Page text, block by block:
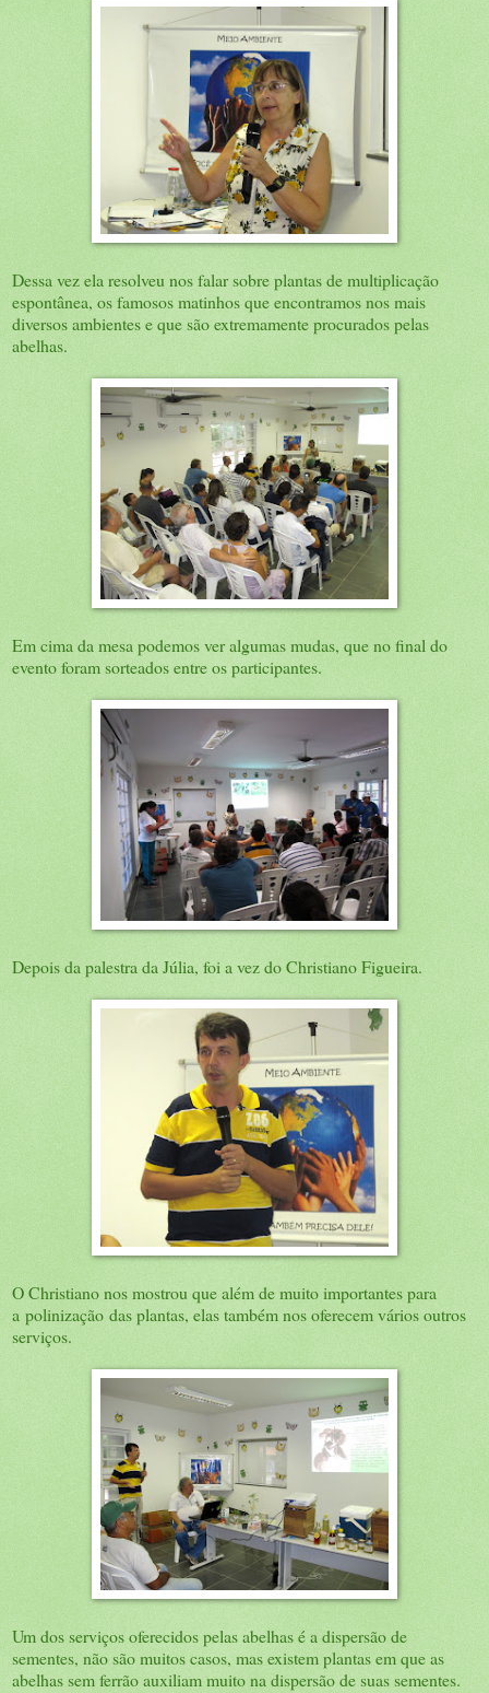
Dessa vez ela resolveu nos falar sobre plantas de multiplicação
espontânea, os famosos matinhos que encontramos nos mais
diversos ambientes e que são extremamente procurados pelas
abelhas.
Em cima da mesa podemos ver algumas mudas, que no final do
evento foram sorteados entre os participantes.
Depois da palestra da Júlia, foi a vez do Christiano Figueira.
O Christiano nos mostrou que além de muito importantes para
a polinização das plantas, elas também nos oferecem vários outros
serviços.
Um dos serviços oferecidos pelas abelhas é a dispersão de
sementes, não são muitos casos, mas existem plantas em que as
abelhas sem ferrão auxiliam muito na dispersão de suas sementes.